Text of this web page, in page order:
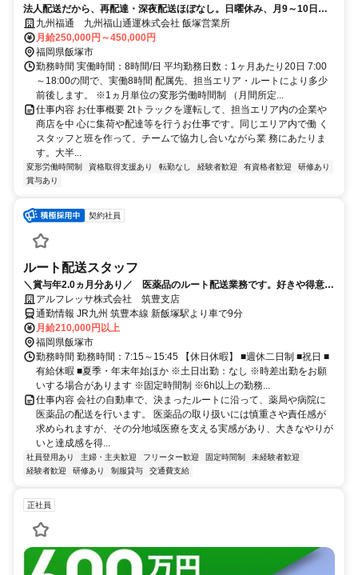
ﾄﾞﾗｲﾊﾞｰ2t(正社員)
法人配送だから、再配達・深夜配送ほぼなし。日曜休み、月9～10日休
み、転勤無と働きやすい環境
九州福通 九州福山通運株式会社 飯塚営業所
月給250,000円～450,000円
福岡県飯塚市
勤務時間 実働時間：8時間/日 平均勤務日数：1ヶ月あたり20日 7:00
～18:00の間で、実働8時間 配属先、担当エリア・ルートにより多少
前後します。 ※1ヵ月単位の変形労働時間制 （月間所定...
仕事内容 お仕事概要 2tトラックを運転して、担当エリア内の企業や
商店を中 心に集荷や配達等を行うお仕事です。同じエリア内で働 く
スタッフと班を作って、チームで協力し合いながら業 務にあたりま
す。大半...
変形労働時間制 資格取得支援あり 転勤なし 経験者歓迎 有資格者歓迎
研修あり
賞与あり
契約社員
ルート配送スタッフ
＼賞与年2.0ヵ月分あり／ 医薬品のルート配送業務です。好きや得意を
仕事にしませんか？充実研修で未経験でも安心 再配達なし、残業ほぼな
しの地域密着のお仕事です。
アルフレッサ株式会社 筑豊支店
通勤情報 JR九州 筑豊本線 新飯塚駅より車で9分
月給210,000円以上
福岡県飯塚市
勤務時間 勤務時間：7:15～15:45 【休日休暇】 ■週休二日制 ■祝日 ■
有給休暇 ■夏季・年末年始ほか ※土日出勤：なし ※時差出勤をお願
いする場合があります ※固定時間制 ※6h以上の勤務...
仕事内容 会社の自動車で、決まったルートに沿って、薬局や病院に
医薬品の配送を行います。 医薬品の取り扱いには慎重さや責任感が
求められますが、その分地域医療を支える実感があり、大きなやりが
いと達成感を得...
社員登用あり 主婦・主夫歓迎 フリーター歓迎 固定時間制
未経験者歓迎
経験者歓迎
研修あり 制服貸与 交通費支給
正社員